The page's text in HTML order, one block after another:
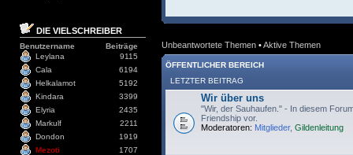
DIE VIELSCHREIBER
Benutzername
Beiträge
Leylana
9115
Cala
6194
Helkalamot
5192
Kindara
3399
Elyria
2435
Markulf
2211
Dondon
1919
Mezoti
1707
Unbeantwortete Themen •Aktive Themen
ÖFFENTLICHER BEREICH
LETZTER BEITRAG
Wir über uns
"Wir, der Sauhaufen." - In diesem
Friendship vor.
Moderatoren: Mitglieder, Gildenleitung